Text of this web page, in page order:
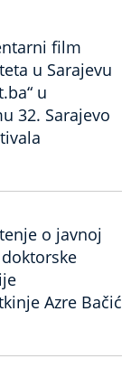
film
u Sarajevu
u
32. Sarajevo
o javnoj
Azre Bačić